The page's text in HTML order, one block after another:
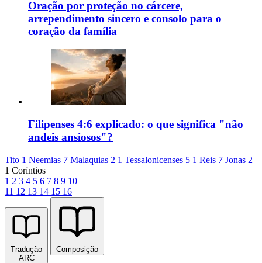
Oração por proteção no cárcere,
arrependimento sincero e consolo para o
coração da família
Filipenses 4:6 explicado: o que significa "não
andeis ansiosos"?
Tito 1 Neemias 7 Malaquias 2 1 Tessalonicenses 5 1 Reis 7 Jonas 2
1 Coríntios
1 2 3 4 5 6 7 8 9 10
11 12 13 14 15 16
Tradução
ARC
Composição